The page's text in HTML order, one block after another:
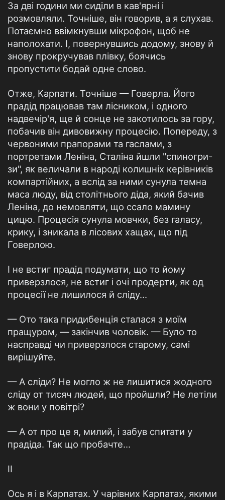
За дві години ми сиділи в кав'ярні і
розмовляли. Точніше, він говорив, а я слухав.
Потаємно ввімкнувши мікрофон, щоб не
наполохати. І, повернувшись додому, знову й
знову прокручував плівку, боячись
пропустити бодай одне слово.
Отже, Карпати. Точніше — Говерла. Його
прадід працював там лісником, і одного
надвечір'я, ще й сонце не закотилось за гору,
побачив він дивовижну процесію. Попереду, з
червоними прапорами та гаслами, з
портретами Леніна, Сталіна йшли "спиногри-
зи", як величали в народі колишніх керівників
компартійних, а вслід за ними сунула темна
маса люду, від столітнього діда, який бачив
Леніна, до немовляти, що ссало мамину
цицю. Процесія сунула мовчки, без галасу,
крику, і зникала в лісових хащах, що під
Говерлою.
І не встиг прадід подумати, що то йому
приверзлося, не встиг і очі продерти, як од
процесії не лишилося й сліду...
— Ото така придибенція сталася з моїм
пращуром, — закінчив чоловік. — Було то
насправді чи приверзлося старому, самі
вирішуйте.
— А сліди? Не могло ж не лишитися жодного
сліду от тисяч людей, що пройшли? Не летіли
ж вони у повітрі?
— А от про це я, милий, і забув спитати у
прадіда. Так що пробачте...
II
Ось я і в Карпатах. У чарівних Карпатах, якими